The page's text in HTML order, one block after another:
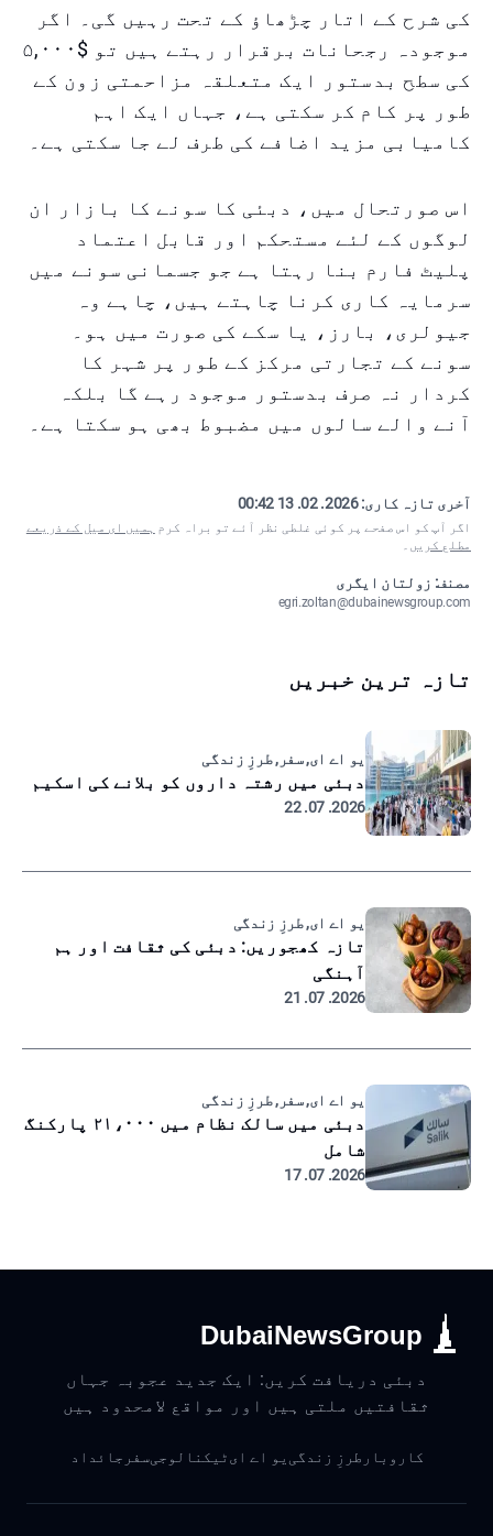
کی شرح کے اتار چڑھاؤ کے تحت رہیں گی۔ اگر
موجودہ رجحانات برقرار رہتے ہیں تو $۵,۰۰۰
کی سطح بدستور ایک متعلقہ مزاحمتی زون کے
طور پر کام کر سکتی ہے، جہاں ایک اہم
کامیابی مزید اضافے کی طرف لے جا سکتی ہے۔
اس صورتحال میں، دبئی کا سونے کا بازار ان
لوگوں کے لئے مستحکم اور قابل اعتماد
پلیٹ فارم بنا رہتا ہے جو جسمانی سونے میں
سرمایہ کاری کرنا چاہتے ہیں، چاہے وہ
جیولری، بارز، یا سکے کی صورت میں ہو۔
سونے کے تجارتی مرکز کے طور پر شہر کا
کردار نہ صرف بدستور موجود رہے گا بلکہ
آنے والے سالوں میں مضبوط بھی ہو سکتا ہے۔
آخری تازہ کاری:2026. 02. 13 00:42
اگر آپ کو اس صفحے پر کوئی غلطی نظر آئے تو براہ کرم ہمیں ای میل کے ذریعے
مطلع کریں ۔
مصنف: زولتان ایگری
egri.zoltan@dubainewsgroup.com
تازہ ترین خبریں
یو اے ای, سفر, طرزِ زندگی
دبئی میں رشتہ داروں کو بلانے کی اسکیم
2026. 07. 22
یو اے ای, طرزِ زندگی
تازہ کھجوریں: دبئی کی ثقافت اور ہم
آہنگی
2026. 07. 21
یو اے ای, سفر, طرزِ زندگی
دبئی میں سالک نظام میں ۲۱،۰۰۰ پارکنگ
شامل
2026. 07. 17
DubaiNewsGroup
دبئی دریافت کریں: ایک جدید عجوبہ جہاں
ثقافتیں ملتی ہیں اور مواقع لامحدود ہیں
کاروبار طرزِ زندگی یو اے ایٹیکنالوجیسفر جائداد